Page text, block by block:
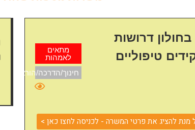
דרושות
טיפוליים
מתאים
לאמהות
חינוך/הדרכה/הוראה
להציג את פרטי המשרה - לכניסה לחצו כאן >